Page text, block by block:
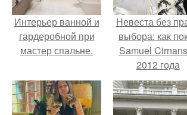
Интерьер ванной и
гардеробной при
мастер спальне.
Невеста без
выбора: как
Samuel
2012 года
превратил
в манифест